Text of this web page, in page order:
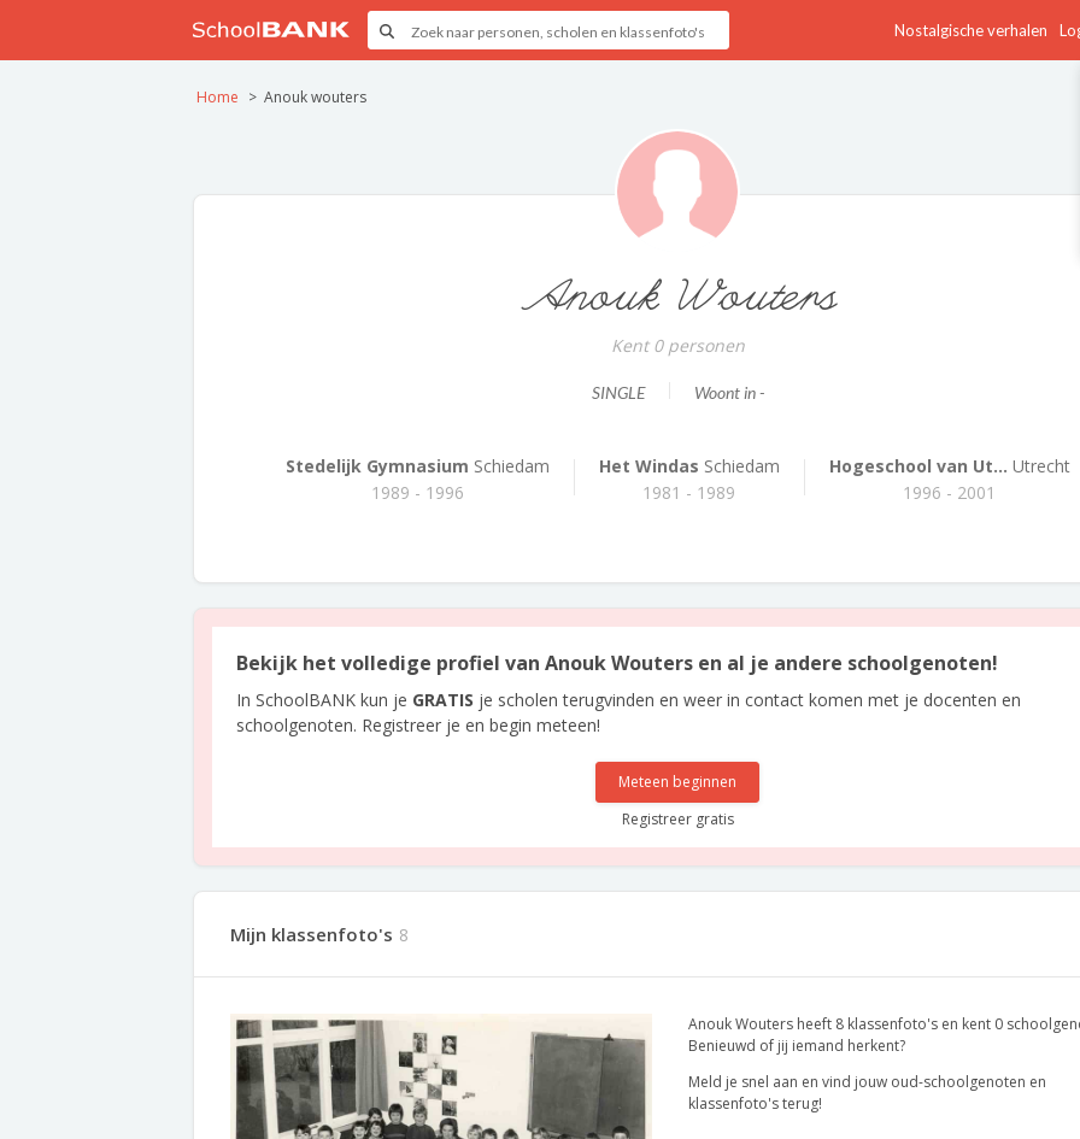
Nostalgische verhalen
Home Anouk wouters
Anouk Wouters
Kent 0 personen
SINGLE Woont in -
Stedelijk Gymnasium Schiedam
1989 - 1996
Het Windas Schiedam
1981 - 1989
Hogeschool van Ut... Utrecht
1996 - 2001
Bekijk het volledige profiel van Anouk Wouters en al je andere schoolgenoten!
In SchoolBANK kun je GRATIS je scholen terugvinden en weer in contact komen met je docenten en
schoolgenoten. Registreer je en begin meteen!
Meteen beginnen
Registreer gratis
Mijn klassenfoto's 8
Anouk Wouters heeft 8 klassenfoto's en kent 0
Benieuwd of jij iemand herkent?
Meld je snel aan en vind jouw oud-schoolgenoten en
klassenfoto's terug!